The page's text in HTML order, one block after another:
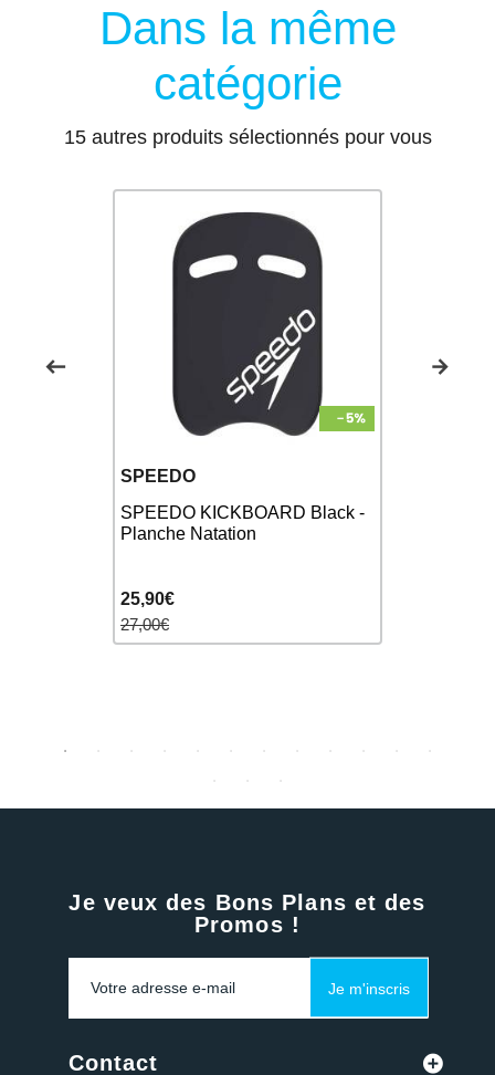
Dans la même
catégorie
15 autres produits sélectionnés pour vous
SPEEDO
SPEEDO KICKBOARD Black -
Planche Natation
25,90€
27,00€
Je veux des Bons Plans et des
Promos !
Je m'inscris
Contact